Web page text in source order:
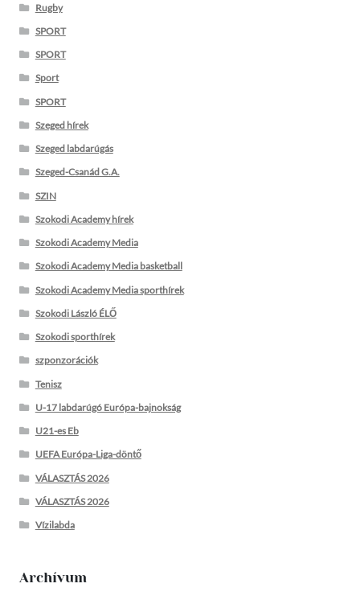
Rugby
SPORT
SPORT
Sport
SPORT
Szeged hírek
Szeged labdarúgás
Szeged-Csanád G.A.
SZIN
Szokodi Academy hírek
Szokodi Academy Media
Szokodi Academy Media basketball
Szokodi Academy Media sporthírek
Szokodi László ÉLŐ
Szokodi sporthírek
szponzorációk
Tenisz
U-17 labdarúgó Európa-bajnokság
U21-es Eb
UEFA Európa-Liga-döntő
VÁLASZTÁS 2026
VÁLASZTÁS 2026
Vízilabda
Archívum